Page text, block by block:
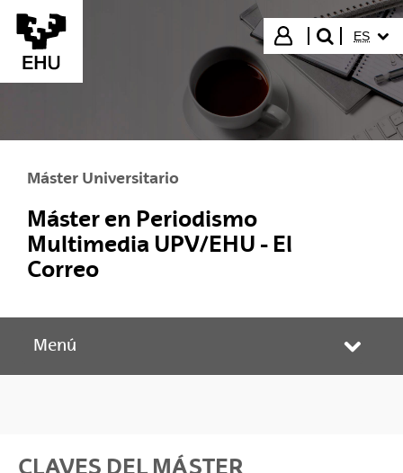
Saltar al contenido principal
Iniciar sesión
buscar"
ES
Máster Universitario
Máster en Periodismo
Multimedia UPV/EHU - El
Correo
Menú
CLAVES DEL MÁSTER